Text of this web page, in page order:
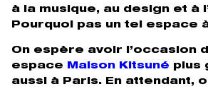
à la musique, au design et à
Pourquoi pas un tel espace
On espère avoir l’occasion
espace
Maison Kitsuné plus
aussi à Paris. En attendant,